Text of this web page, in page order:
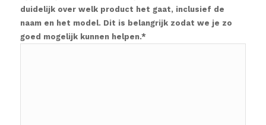
duidelijk over welk product het gaat, inclusief de
naam en het model. Dit is belangrijk zodat we je zo
goed mogelijk kunnen helpen.*